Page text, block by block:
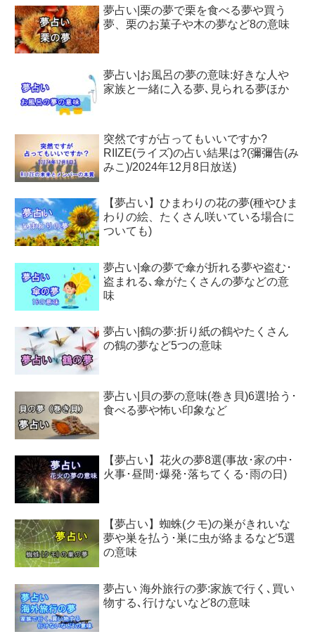
夢占い|栗の夢で栗を食べる夢や買う
夢、栗のお菓子や木の夢など8の意味
夢占い|お風呂の夢の意味:好きな人や
家族と一緒に入る夢､見られる夢ほか
突然ですが占ってもいいですか?
RIIZE(ライズ)の占い結果は?(彌彌告(み
みこ)/2024年12月8日放送)
【夢占い】ひまわりの花の夢(種やひま
わりの絵、たくさん咲いている場合に
ついても)
夢占い|傘の夢で傘が折れる夢や盗む･
盗まれる､傘がたくさんの夢などの意
味
夢占い|鶴の夢:折り紙の鶴やたくさん
の鶴の夢など5つの意味
夢占い|貝の夢の意味(巻き貝)6選!拾う･
食べる夢や怖い印象など
【夢占い】花火の夢8選(事故･家の中･
火事･昼間･爆発･落ちてくる･雨の日)
【夢占い】蜘蛛(クモ)の巣がきれいな
夢や巣を払う･巣に虫が絡まるなど5選
の意味
夢占い 海外旅行の夢:家族で行く､買い
物する､行けないなど8の意味